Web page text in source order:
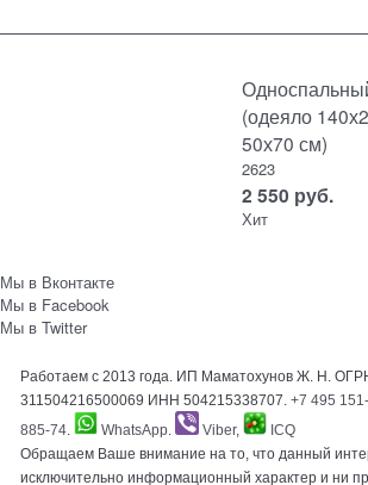
(одеяло
50х70 см)
2623
2 550 руб.
Хит
Мы в Вконтакте
Мы в Facebook
Мы в Twitter
Работаем с 2013 года. ИП Маматохунов Ж. Н.
311504216500069 ИНН 504215338707.+7 495
885-74. WhatsApp. Viber,
ICQ
Обращаем Ваше внимание на то, что данный
исключительно информационный характер и ни